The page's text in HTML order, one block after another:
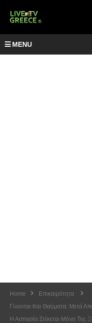
MENU
Home
Επικαιρότητα
Γίνονται Και Θαύματα: Μετά
Η Ασπασία Στέκεται Μόνη Της